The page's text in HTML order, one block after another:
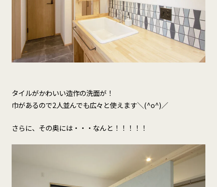
タイルがかわいい造作の洗面が！
巾があるので2人並んでも広々と使えます＼(^o^)／
さらに、その奥には・・・なんと！！！！！